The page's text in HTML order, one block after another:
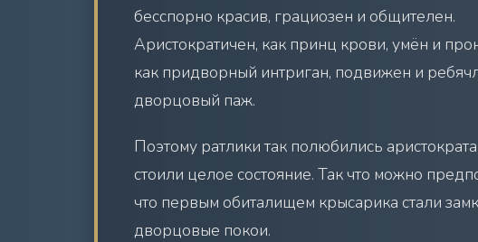
бесспорно красив, грациозен и общителен.
Аристократичен, как принц крови, умён и
как придворный интриган, подвижен и
дворцовый паж.
Поэтому ратлики так полюбились
стоили целое состояние. Так что можно
что первым обиталищем крысарика стали
дворцовые покои.